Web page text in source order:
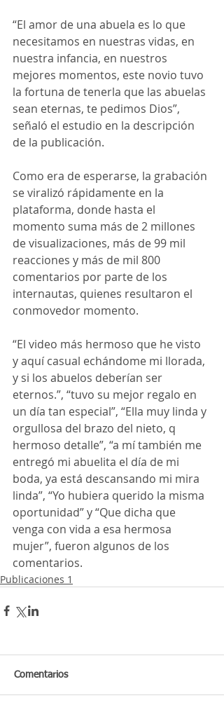
“El amor de una abuela es lo que
necesitamos en nuestras vidas, en
nuestra infancia, en nuestros
mejores momentos, este novio tuvo
la fortuna de tenerla que las abuelas
sean eternas, te pedimos Dios”,
señaló el estudio en la descripción
de la publicación.
Como era de esperarse, la grabación
se viralizó rápidamente en la
plataforma, donde hasta el
momento suma más de 2 millones
de visualizaciones, más de 99 mil
reacciones y más de mil 800
comentarios por parte de los
internautas, quienes resultaron el
conmovedor momento.
“El video más hermoso que he visto
y aquí casual echándome mi llorada,
y si los abuelos deberían ser
eternos.”, “tuvo su mejor regalo en
un día tan especial”, “Ella muy linda y
orgullosa del brazo del nieto, q
hermoso detalle”, “a mí también me
entregó mi abuelita el día de mi
boda, ya está descansando mi mira
linda”, “Yo hubiera querido la misma
oportunidad” y “Que dicha que
venga con vida a esa hermosa
mujer”, fueron algunos de los
comentarios.
Publicaciones 1
Comentarios